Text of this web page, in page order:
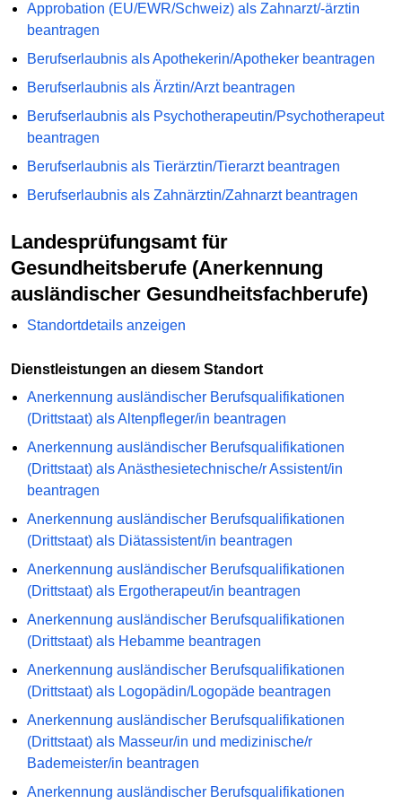
Approbation (EU/EWR/Schweiz) als Zahnarzt/-ärztin
beantragen
Berufserlaubnis als Apothekerin/Apotheker beantragen
Berufserlaubnis als Ärztin/Arzt beantragen
Berufserlaubnis als Psychotherapeutin/Psychotherapeut
beantragen
Berufserlaubnis als Tierärztin/Tierarzt beantragen
Berufserlaubnis als Zahnärztin/Zahnarzt beantragen
Landesprüfungsamt für
Gesundheitsberufe (Anerkennung
ausländischer Gesundheitsfachberufe)
Standortdetails anzeigen
Dienstleistungen an diesem Standort
Anerkennung ausländischer Berufsqualifikationen
(Drittstaat) als Altenpfleger/in beantragen
Anerkennung ausländischer Berufsqualifikationen
(Drittstaat) als Anästhesietechnische/r Assistent/in
beantragen
Anerkennung ausländischer Berufsqualifikationen
(Drittstaat) als Diätassistent/in beantragen
Anerkennung ausländischer Berufsqualifikationen
(Drittstaat) als Ergotherapeut/in beantragen
Anerkennung ausländischer Berufsqualifikationen
(Drittstaat) als Hebamme beantragen
Anerkennung ausländischer Berufsqualifikationen
(Drittstaat) als Logopädin/Logopäde beantragen
Anerkennung ausländischer Berufsqualifikationen
(Drittstaat) als Masseur/in und medizinische/r
Bademeister/in beantragen
Anerkennung ausländischer Berufsqualifikationen